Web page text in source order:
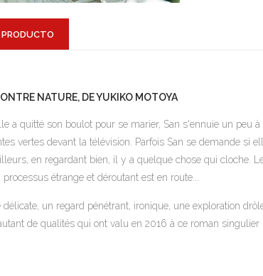
PRODUCTO
NATURE, DE YUKIKO MOTOYA
a quitté son boulot pour se marier, San s'ennuie un peu
vertes devant la télévision. Parfois San se demande si
en regardant bien, il y a quelque chose qui cloche.
étrange et déroutant est en route...
délicate, un regard pénétrant, ironique, une exploration
de qualités qui ont valu en 2016 à ce roman singulier